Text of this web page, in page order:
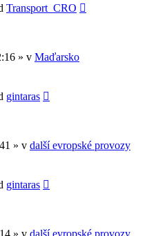
Transport_CRO
» v Maďarsko
gintaras
» v další evropské provozy
gintaras
» v další evropské provozy